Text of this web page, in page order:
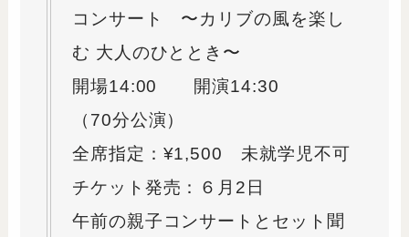
コンサート 〜カリブの風を楽し
む 大人のひととき〜
開場14:00 開演14:30
（70分公演）
全席指定：¥1,500 未就学児不可
チケット発売：６月2日
午前の親子コンサートとセット聞